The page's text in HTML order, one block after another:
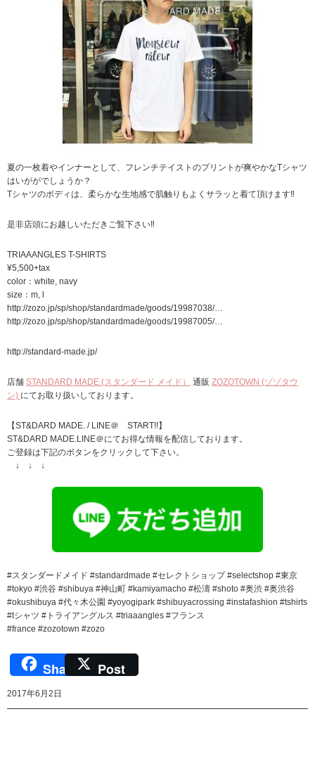
夏の一枚着やインナーとして、フレンチテイストのプリントが爽やかなTシャツ
はいががでしょうか？
Tシャツのボディは、柔らかな生地感で肌触りもよくサラッと着て頂けます‼︎
是非店頭にお越しいただきご覧下さい‼︎
TRIAAANGLES T-SHIRTS
¥5,500+tax
color：white, navy
size：m, l
http://zozo.jp/sp/shop/standardmade/goods/19987038/…
http://zozo.jp/sp/shop/standardmade/goods/19987005/…
http://standard-made.jp/
店舗 STANDARD MADE (スタンダード メイド） 通販 ZOZOTOWN (ゾゾタウ
ン) にてお取り扱いしております。
【ST&DARD MADE. / LINE＠ START!!】
ST&DARD MADE.LINE＠にてお得な情報を配信しております。
ご登録は下記のボタンをクリックして下さい。
↓ ↓ ↓
#スタンダードメイド #standardmade #セレクトショップ #selectshop #東京
#tokyo #渋谷 #shibuya #神山町 #kamiyamacho #松濤 #shoto #奥渋 #奥渋谷
#okushibuya #代々木公園 #yoyogipark #shibuyacrossing #instafashion #tshirts
#tシャツ #トライアングルス #triaaangles #フランス
#france #zozotown #zozo
Share Post
2017年6月2日